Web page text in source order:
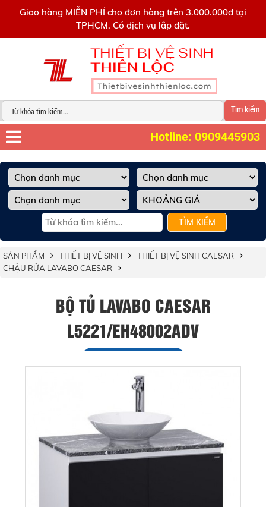
Giao hàng MIỄN PHÍ cho đơn hàng trên 3.000.000đ tại
TPHCM. Có dịch vụ lắp đặt.
Tìm kiếm
Hotline: 0909445903
TÌM KIẾM
SẢN PHẨM THIẾT BỊ VỆ SINH
THIẾT BỊ VỆ SINH CAESAR
CHẬU RỬA LAVABO CAESAR
BỘ TỦ LAVABO CAESAR
L5221/EH48002ADV
0909445903